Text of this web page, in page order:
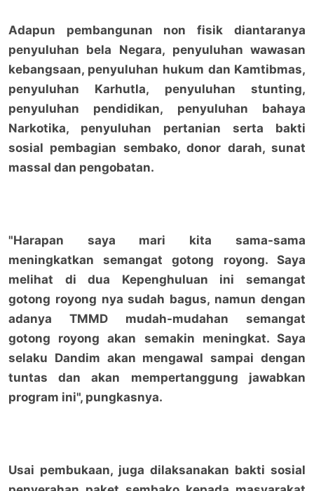
Adapun pembangunan non fisik diantaranya
penyuluhan bela Negara, penyuluhan wawasan
kebangsaan, penyuluhan hukum dan Kamtibmas,
penyuluhan Karhutla, penyuluhan stunting,
penyuluhan pendidikan, penyuluhan bahaya
Narkotika, penyuluhan pertanian serta bakti
sosial pembagian sembako, donor darah, sunat
massal dan pengobatan.
"Harapan saya mari kita sama-sama
meningkatkan semangat gotong royong. Saya
melihat di dua Kepenghuluan ini semangat
gotong royong nya sudah bagus, namun dengan
adanya TMMD mudah-mudahan semangat
gotong royong akan semakin meningkat. Saya
selaku Dandim akan mengawal sampai dengan
tuntas dan akan mempertanggung jawabkan
program ini", pungkasnya.
Usai pembukaan, juga dilaksanakan bakti sosial